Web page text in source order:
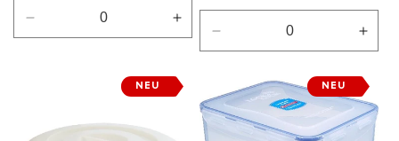
Verringere
die
Erhöhe
die
für
Default
Title
Verringere
die
für
Default
die
für
Title
NEU NEU